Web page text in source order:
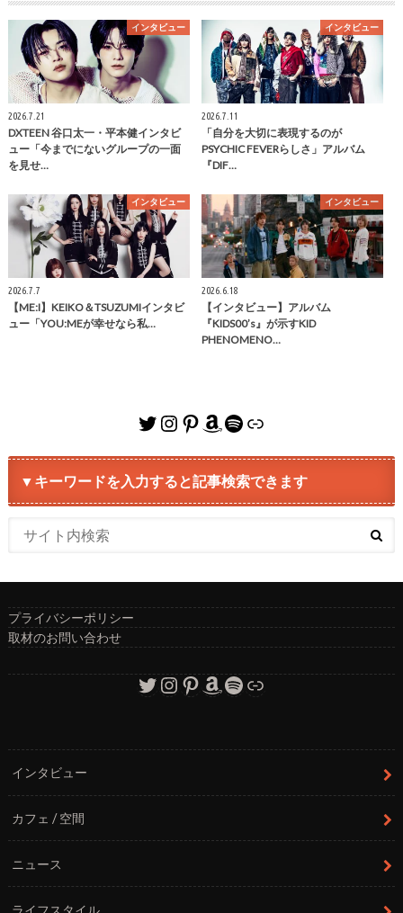
インタビュー
2026.7.21
DXTEEN 谷口太一・平本健インタビ
ュー「今までにないグループの一面
を見せ…
インタビュー
2026.7.11
「自分を大切に表現するのが
PSYCHIC FEVERらしさ」アルバム
『DIF…
インタビュー
2026.7.7
【ME:I】KEIKO＆TSUZUMIインタビ
ュー「YOU:MEが幸せなら私…
インタビュー
2026.6.18
【インタビュー】アルバム
『KIDS00’s』が示すKID
PHENOMENO…
Twitter
Instagram
Pinterest
Amazon
Spotify
リンク
▼キーワードを入力すると記事検索できます
プライバシーポリシー
取材のお問い合わせ
Twitter
Instagram
Pinterest
Amazon
Spotify
リンク
インタビュー
カフェ / 空間
ニュース
ライフスタイル